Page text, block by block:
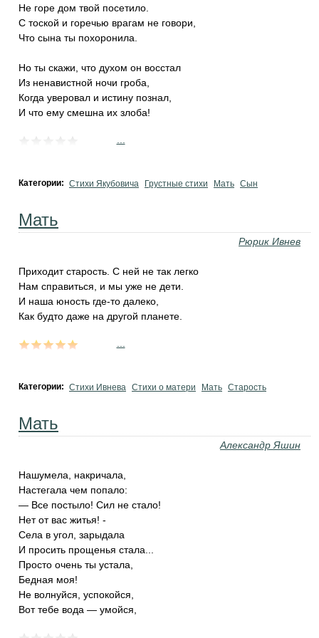
Не горе дом твой посетило.
С тоской и горечью врагам не говори,
Что сына ты похоронила.
Но ты скажи, что духом он восстал
Из ненавистной ночи гроба,
Когда уверовал и истину познал,
И что ему смешна их злоба!
Категории: Стихи Якубовича Грустные стихи Мать Сын
Мать
Рюрик Ивнев
Приходит старость. С ней не так легко
Нам справиться, и мы уже не дети.
И наша юность где-то далеко,
Как будто даже на другой планете.
Категории: Стихи Ивнева Стихи о матери Мать Старость
Мать
Александр Яшин
Нашумела, накричала,
Настегала чем попало:
— Все постыло! Сил не стало!
Нет от вас житья! -
Села в угол, зарыдала
И просить прощенья стала...
Просто очень ты устала,
Бедная моя!
Не волнуйся, успокойся,
Вот тебе вода — умойся,